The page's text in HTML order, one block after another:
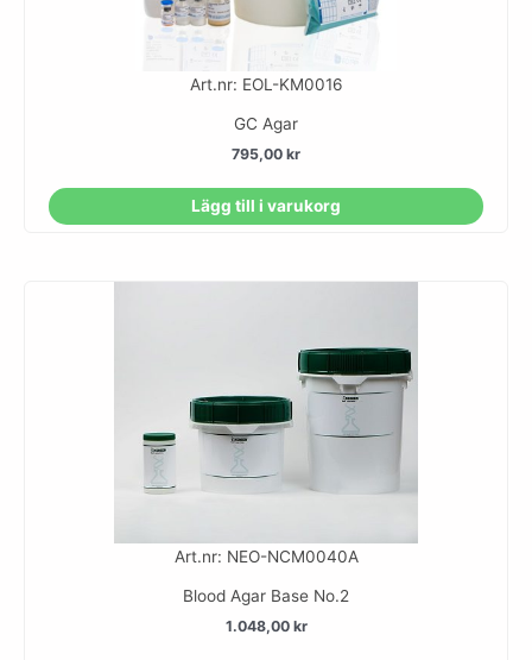
Art.nr: EOL-KM0016
GC Agar
795,00 kr
Lägg till i varukorg
Art.nr: NEO-NCM0040A
Blood Agar Base No.2
1.048,00 kr